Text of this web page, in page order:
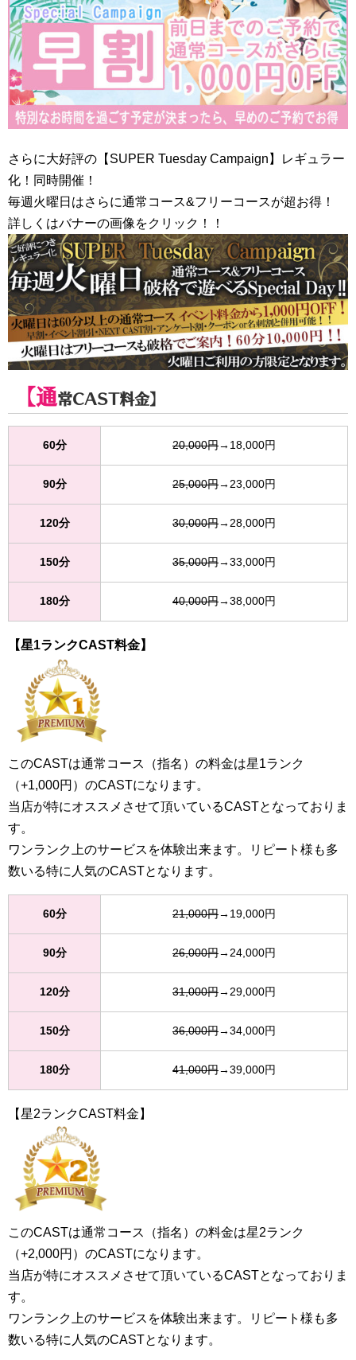
さらに大好評の【SUPER Tuesday Campaign】レギュラー
化！同時開催！
毎週火曜日はさらに通常コース&フリーコースが超お得！
詳しくはバナーの画像をクリック！！
【通常CAST料金】
60分 20,000円→18,000円
90分 25,000円→23,000円
120分 30,000円→28,000円
150分 35,000円→33,000円
180分 40,000円→38,000円
【星1ランクCAST料金】
このCASTは通常コース（指名）の料金は星1ランク
（+1,000円）のCASTになります。
当店が特にオススメさせて頂いているCASTとなっておりま
す。
ワンランク上のサービスを体験出来ます。リピート様も多
数いる特に人気のCASTとなります。
60分 21,000円→19,000円
90分 26,000円→24,000円
120分 31,000円→29,000円
150分 36,000円→34,000円
180分 41,000円→39,000円
【星2ランクCAST料金】
このCASTは通常コース（指名）の料金は星2ランク
（+2,000円）のCASTになります。
当店が特にオススメさせて頂いているCASTとなっておりま
す。
ワンランク上のサービスを体験出来ます。リピート様も多
数いる特に人気のCASTとなります。